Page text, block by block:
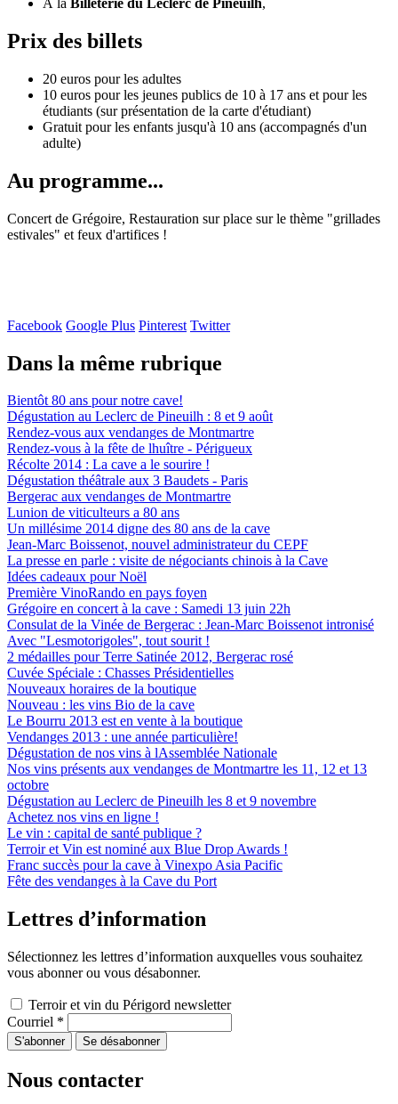
À la Billeterie du Leclerc de Pineuilh,
Prix des billets
20 euros pour les adultes
10 euros pour les jeunes publics de 10 à 17 ans et pour les
étudiants (sur présentation de la carte d'étudiant)
Gratuit pour les enfants jusqu'à 10 ans (accompagnés d'un
adulte)
Au programme...
Concert de Grégoire, Restauration sur place sur le thème "grillades
estivales" et feux d'artifices !
Facebook Google Plus Pinterest Twitter
Dans la même rubrique
Bientôt 80 ans pour notre cave!
Dégustation au Leclerc de Pineuilh : 8 et 9 août
Rendez-vous aux vendanges de Montmartre
Rendez-vous à la fête de lhuître - Périgueux
Récolte 2014 : La cave a le sourire !
Dégustation théâtrale aux 3 Baudets - Paris
Bergerac aux vendanges de Montmartre
Lunion de viticulteurs a 80 ans
Un millésime 2014 digne des 80 ans de la cave
Jean-Marc Boissenot, nouvel administrateur du CEPF
La presse en parle : visite de négociants chinois à la Cave
Idées cadeaux pour Noël
Première VinoRando en pays foyen
Grégoire en concert à la cave : Samedi 13 juin 22h
Consulat de la Vinée de Bergerac : Jean-Marc Boissenot intronisé
Avec "Lesmotorigoles", tout sourit !
2 médailles pour Terre Satinée 2012, Bergerac rosé
Cuvée Spéciale : Chasses Présidentielles
Nouveaux horaires de la boutique
Nouveau : les vins Bio de la cave
Le Bourru 2013 est en vente à la boutique
Vendanges 2013 : une année particulière!
Dégustation de nos vins à lAssemblée Nationale
Nos vins présents aux vendanges de Montmartre les 11, 12 et 13
octobre
Dégustation au Leclerc de Pineuilh les 8 et 9 novembre
Achetez nos vins en ligne !
Le vin : capital de santé publique ?
Terroir et Vin est nominé aux Blue Drop Awards !
Franc succès pour la cave à Vinexpo Asia Pacific
Fête des vendanges à la Cave du Port
Lettres d’information
Sélectionnez les lettres d’information auxquelles vous souhaitez
vous abonner ou vous désabonner.
Terroir et vin du Périgord newsletter
Courriel *
Nous contacter